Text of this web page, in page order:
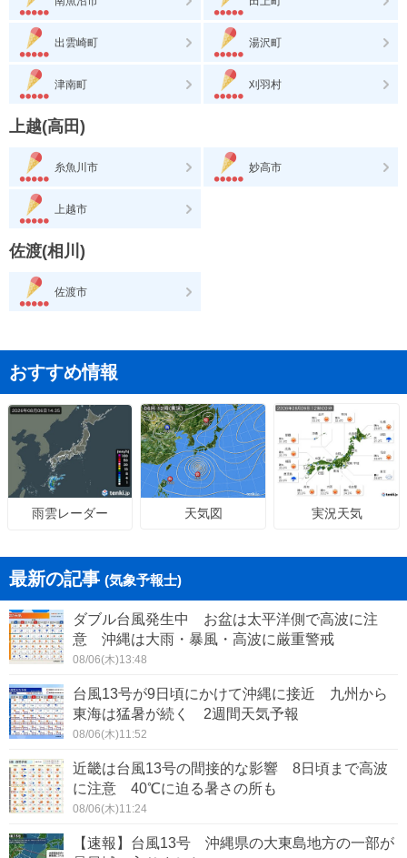
出雲崎町 湯沢町
津南町 刈羽村
上越(高田)
糸魚川市 妙高市
上越市
佐渡(相川)
佐渡市
おすすめ情報
雨雲レーダー 天気図 実況天気
最新の記事 (気象予報士)
ダブル台風発生中 お盆は太平洋側で高波に注
意 沖縄は大雨・暴風・高波に厳重警戒
08/06(木)13:48
台風13号が9日頃にかけて沖縄に接近 九州から
東海は猛暑が続く 2週間天気予報
08/06(木)11:52
近畿は台風13号の間接的な影響 8日頃まで高波
に注意 40℃に迫る暑さの所も
08/06(木)11:24
【速報】台風13号 沖縄県の大東島地方の一部が